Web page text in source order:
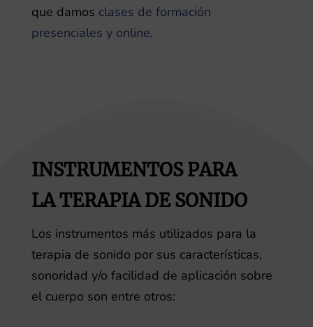
que damos clases de formación
presenciales y online.
INSTRUMENTOS PARA
LA TERAPIA DE SONIDO
Los instrumentos más utilizados para la
terapia de sonido por sus características,
sonoridad y/o facilidad de aplicación sobre
el cuerpo son entre otros: